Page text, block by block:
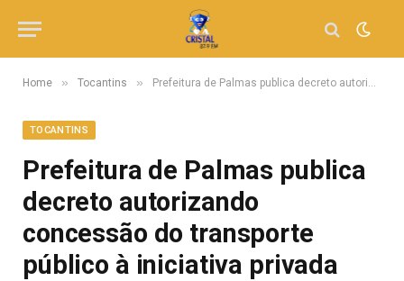
Home » Tocantins » Prefeitura de Palmas publica decreto autorizando concessão do transporte público à iniciativa privada
TOCANTINS
Prefeitura de Palmas publica
decreto autorizando
concessão do transporte
público à iniciativa privada